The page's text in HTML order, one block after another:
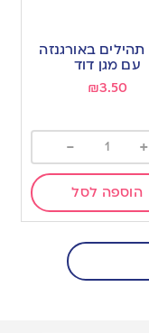
באורגנזה
עם מגן דוד
₪3.50
+
-
הוספה לסל